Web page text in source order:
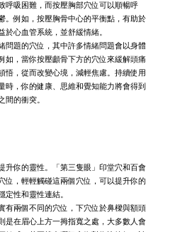
呼吸困難，而按壓胸部穴位可以順暢呼
。例如，按壓胸骨中心的平衡點，有助於
於心血管系統，並舒緩情緒。
問題的穴位，其中許多情緒問題會以身體
如，當你按壓顱骨下方的穴位來緩解頭痛
悟，從而改變心境，減輕焦慮。持續使用
時，你的健康、思維和覺知能力將會得到
間的衝突。
升你的靈性。「第三隻眼」印堂穴和百會
位，輕輕觸碰這兩個穴位，可以提升你的
定性和靈性連結。
有兩個不同的穴位，下穴位於鼻樑與額頭
是在眉心上方一拇指寬之處，大多數人會